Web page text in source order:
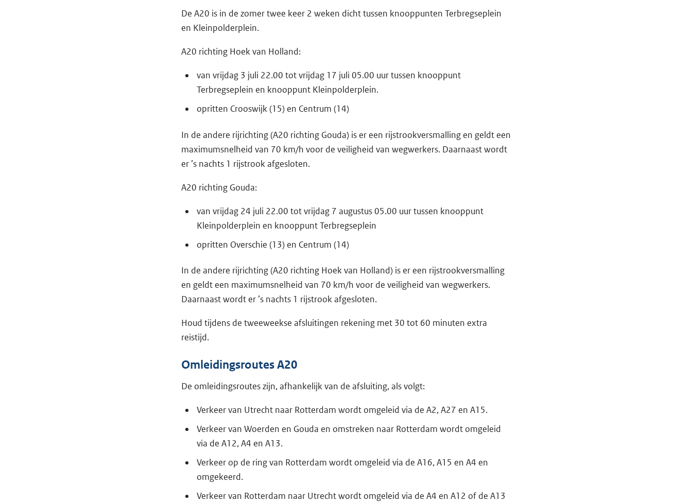
De A20 is in de zomer twee keer 2 weken dicht tussen knooppunten Terbregseplein
en Kleinpolderplein.
A20 richting Hoek van Holland:
van vrijdag 3 juli 22.00 tot vrijdag 17 juli 05.00 uur tussen knooppunt
Terbregseplein en knooppunt Kleinpolderplein.
opritten Crooswijk (15) en Centrum (14)
In de andere rijrichting (A20 richting Gouda) is er een rijstrookversmalling en geldt een
maximumsnelheid van 70 km/h voor de veiligheid van wegwerkers. Daarnaast wordt
er ’s nachts 1 rijstrook afgesloten.
A20 richting Gouda:
van vrijdag 24 juli 22.00 tot vrijdag 7 augustus 05.00 uur tussen knooppunt
Kleinpolderplein en knooppunt Terbregseplein
opritten Overschie (13) en Centrum (14)
In de andere rijrichting (A20 richting Hoek van Holland) is er een rijstrookversmalling
en geldt een maximumsnelheid van 70 km/h voor de veiligheid van wegwerkers.
Daarnaast wordt er ’s nachts 1 rijstrook afgesloten.
Houd tijdens de tweeweekse afsluitingen rekening met 30 tot 60 minuten extra
reistijd.
Omleidingsroutes A20
De omleidingsroutes zijn, afhankelijk van de afsluiting, als volgt:
Verkeer van Utrecht naar Rotterdam wordt omgeleid via de A2, A27 en A15.
Verkeer van Woerden en Gouda en omstreken naar Rotterdam wordt omgeleid
via de A12, A4 en A13.
Verkeer op de ring van Rotterdam wordt omgeleid via de A16, A15 en A4 en
omgekeerd.
Verkeer van Rotterdam naar Utrecht wordt omgeleid via de A4 en A12 of de A13